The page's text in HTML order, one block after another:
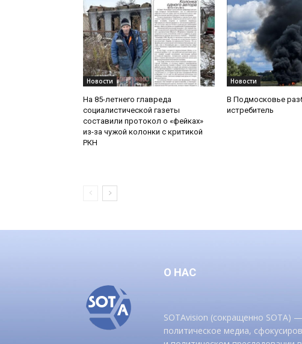
Новости
На 85-летнего главреда
социалистической газеты
составили протокол о «фейках»
из-за чужой колонки с критикой
РКН
Новости
В Подмосковье
истребитель
О НАС
SOTAvision (сокращенно SOTA)
политическое медиа,